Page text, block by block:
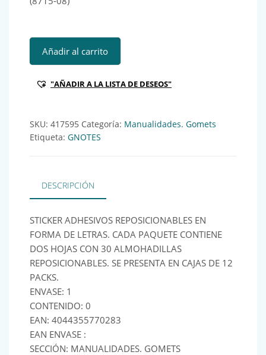
BL15H STICK 30U -LETRAS- REPOSICIONABLE (8715-08)
Añadir al carrito
"AÑADIR A LA LISTA DE DESEOS"
SKU: 417595 Categoría: Manualidades. Gomets
Etiqueta: GNOTES
DESCRIPCIÓN
STICKER ADHESIVOS REPOSICIONABLES EN
FORMA DE LETRAS. CADA PAQUETE CONTIENE
DOS HOJAS CON 30 ALMOHADILLAS
REPOSICIONABLES. SE PRESENTA EN CAJAS DE 12
PACKS.
ENVASE: 1
CONTENIDO: 0
EAN: 4044355770283
EAN ENVASE :
SECCIÓN: MANUALIDADES. GOMETS